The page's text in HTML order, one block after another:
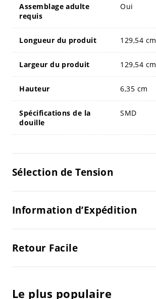
Assemblage adulte
requis
Oui
Longueur du produit 129,54 cm
Largeur du produit 129,54 cm
Hauteur 6,35 cm
Spécifications de la
douille
SMD
Sélection de Tension
Information d’Expédition
Retour Facile
Le plus populaire